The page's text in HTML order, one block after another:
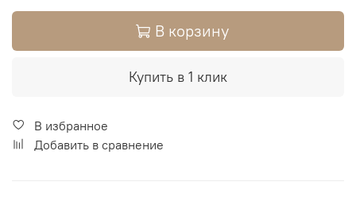
В корзину
Купить в 1 клик
В избранное
Добавить в сравнение